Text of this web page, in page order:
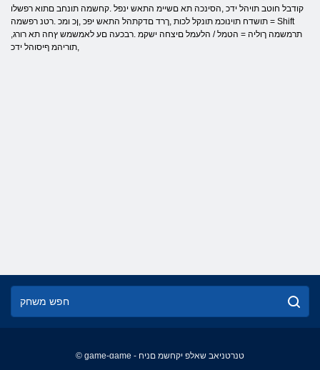
קודבל חוטב תויהל ידכ ,הסינכה תא םשיימ התאש ינפל .קחשמה תונחב םתוא רפשלו
תושדח תוינוכמ תונקל לכות ,ךרד םדקתהל התאש יפכ ,ןכ ומכ .רטנ רפשמה = Shift
,תרמשמה ךוליה = הטמל / הלעמל םיצחה ישקמ .רבכעה םע לאמשמש ץחה תא רורג
,תוריהמ ףיסוהל ידכ
© game-game - טנרטניאב שאלפ יקחשמ םניח